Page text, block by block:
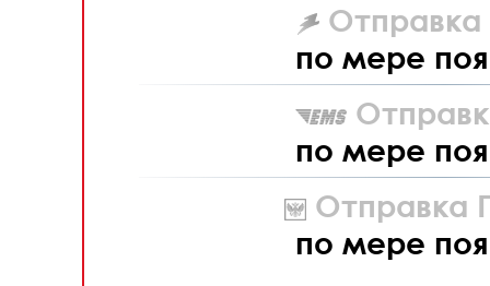
Отправка
по мере
по мере
Отправка
по мере